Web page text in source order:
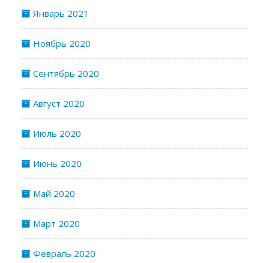
Январь 2021
Ноябрь 2020
Сентябрь 2020
Август 2020
Июль 2020
Июнь 2020
Май 2020
Март 2020
Февраль 2020